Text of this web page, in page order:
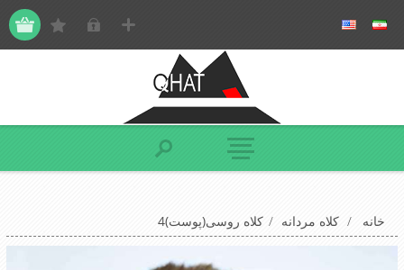
خانه / کلاه مردانه / کلاه روسی(پوست)4